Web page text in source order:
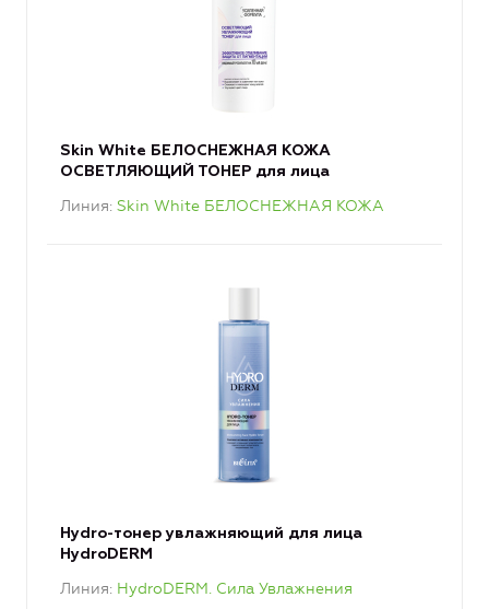
Skin White БЕЛОСНЕЖНАЯ КОЖА
ОСВЕТЛЯЮЩИЙ ТОНЕР для лица
Линия Skin White БЕЛОСНЕЖНАЯ КОЖА
Hydro-тонер увлажняющий для лица
HydroDERM
Линия HydroDERM. Сила Увлажнения